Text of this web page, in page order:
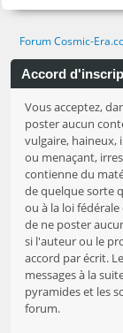
Forum Cosmic-
Accord
Vous acceptez,
poster aucun
vulgaire, haineux,
ou menaçant,
contienne du
de quelque sorte
ou à la loi
de ne poster
si l'auteur ou le
accord par écrit.
messages à la
pyramides et les
forum.